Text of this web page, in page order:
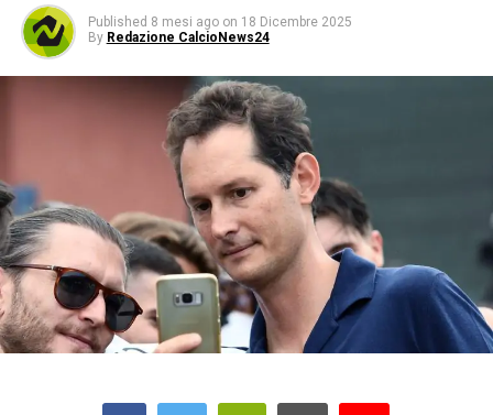
Published 8 mesi ago on 18 Dicembre 2025
By Redazione CalcioNews24